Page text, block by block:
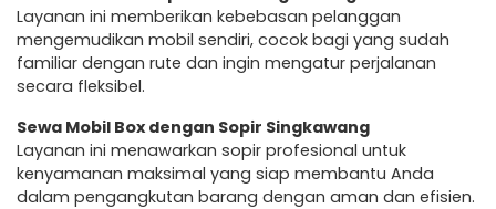
Layanan ini memberikan kebebasan pelanggan
mengemudikan mobil sendiri, cocok bagi yang sudah
familiar dengan rute dan ingin mengatur perjalanan
secara fleksibel.
Sewa Mobil Box dengan Sopir Singkawang
Layanan ini menawarkan sopir profesional untuk
kenyamanan maksimal yang siap membantu Anda
dalam pengangkutan barang dengan aman dan efisien.